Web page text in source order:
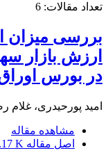
تعداد مقالات: 6
بررسی میزان
ارزش بازار
در بورس اوراق
امید پورحیدری،
مشاهده مقاله
اصل مقاله K